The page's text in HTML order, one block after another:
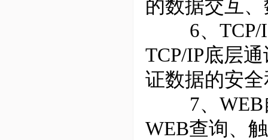
的数据交互
6、TCP/IP
TCP/IP底层
证数据的安
7、WEB自
WEB查询、